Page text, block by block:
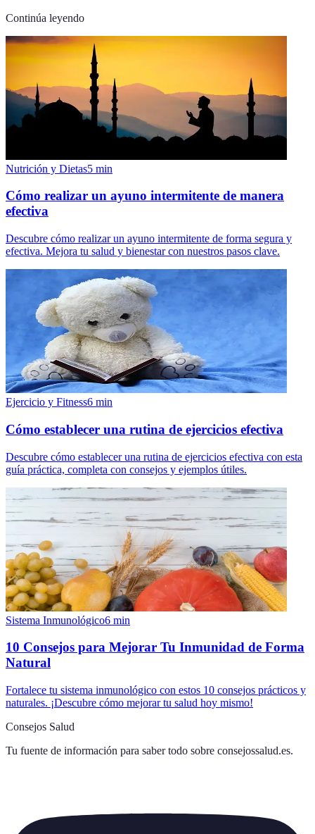
Continúa leyendo
Nutrición y Dietas5 min
Cómo realizar un ayuno intermitente de manera
efectiva
Descubre cómo realizar un ayuno intermitente de forma segura y
efectiva. Mejora tu salud y bienestar con nuestros pasos clave.
Ejercicio y Fitness6 min
Cómo establecer una rutina de ejercicios efectiva
Descubre cómo establecer una rutina de ejercicios efectiva con esta
guía práctica, completa con consejos y ejemplos útiles.
Sistema Inmunológico6 min
10 Consejos para Mejorar Tu Inmunidad de Forma
Natural
Fortalece tu sistema inmunológico con estos 10 consejos prácticos y
naturales. ¡Descubre cómo mejorar tu salud hoy mismo!
Consejos Salud
Tu fuente de información para saber todo sobre consejossalud.es.